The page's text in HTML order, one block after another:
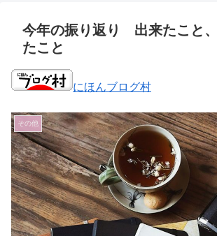
今年の振り返り 出来たこと
たこと
にほんブログ村
その他